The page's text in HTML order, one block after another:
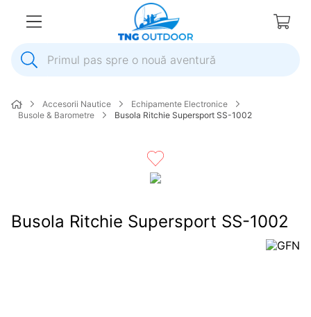
Primul pas spre o nouă aventură
2.
elice
Accesorii Nautice
Echipamente Electronice
Busole & Barometre
Busola Ritchie Supersport SS-1002
Busola Ritchie Supersport SS-1002